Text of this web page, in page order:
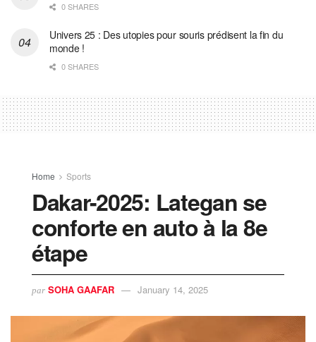
0 SHARES
Univers 25 : Des utopies pour souris prédisent la fin du
monde !
0 SHARES
Home Sports
Dakar-2025: Lategan se
conforte en auto à la 8e
étape
par SOHA GAAFAR January 14, 2025